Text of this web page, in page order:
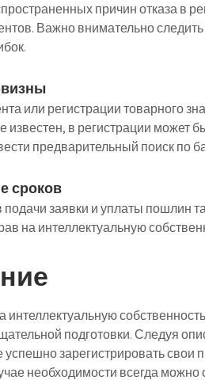
причин отказа в
Важно внимательно
или регистрации товарного
известен, в регистрации может
предварительный поиск по
сроков
заявки и уплаты пошлин
на интеллектуальную
интеллектуальную
подготовки. Следуя
зарегистрировать свои
необходимости всегда